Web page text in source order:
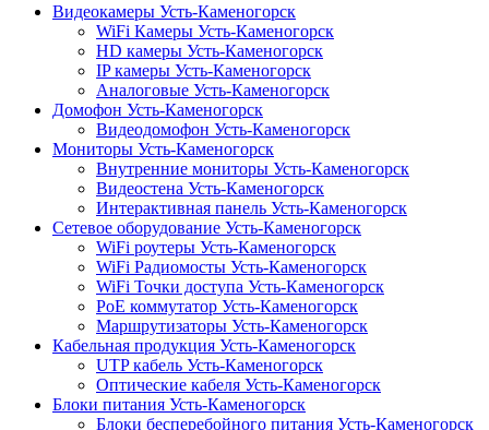
Видеокамеры Усть-Каменогорск
WiFi Камеры Усть-Каменогорск
HD камеры Усть-Каменогорск
IP камеры Усть-Каменогорск
Аналоговые Усть-Каменогорск
Домофон Усть-Каменогорск
Видеодомофон Усть-Каменогорск
Мониторы Усть-Каменогорск
Внутренние мониторы Усть-Каменогорск
Видеостена Усть-Каменогорск
Интерактивная панель Усть-Каменогорск
Сетевое оборудование Усть-Каменогорск
WiFi роутеры Усть-Каменогорск
WiFi Радиомосты Усть-Каменогорск
WiFi Точки доступа Усть-Каменогорск
PoE коммутатор Усть-Каменогорск
Маршрутизаторы Усть-Каменогорск
Кабельная продукция Усть-Каменогорск
UTP кабель Усть-Каменогорск
Оптические кабеля Усть-Каменогорск
Блоки питания Усть-Каменогорск
Блоки бесперебойного питания Усть-Каменогорск